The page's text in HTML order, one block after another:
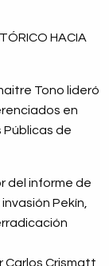
HACIA
Tono lideró
en
de
del informe de
Pekín,
Crismatt